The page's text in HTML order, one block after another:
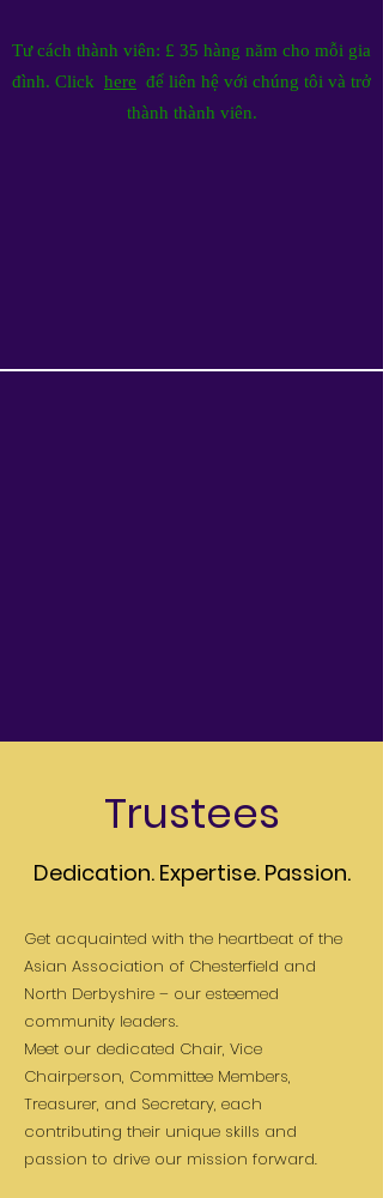
Tư cách thành viên: £ 35 hàng năm cho mỗi gia
đình. Click here để liên hệ với chúng tôi và trở
thành thành viên.
Trustees
Dedication. Expertise. Passion.
Get acquainted with the heartbeat of the
Asian Association of Chesterfield and
North Derbyshire – our esteemed
community leaders.
Meet our dedicated Chair, Vice
Chairperson, Committee Members,
Treasurer, and Secretary, each
contributing their unique skills and
passion to drive our mission forward.